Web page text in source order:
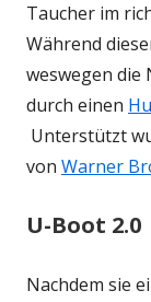
Taucher im
Während
weswegen die
durch einen
Unterstützt
von Warner
U-Boot 2.0
Nachdem sie